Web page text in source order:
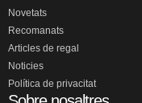
Novetats
Recomanats
Articles de regal
Noticies
Política de privacitat